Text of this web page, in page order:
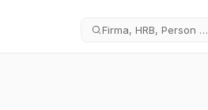
Firma, HRB, Person …